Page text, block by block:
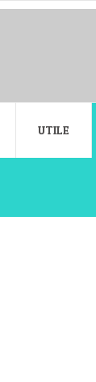
UTILE